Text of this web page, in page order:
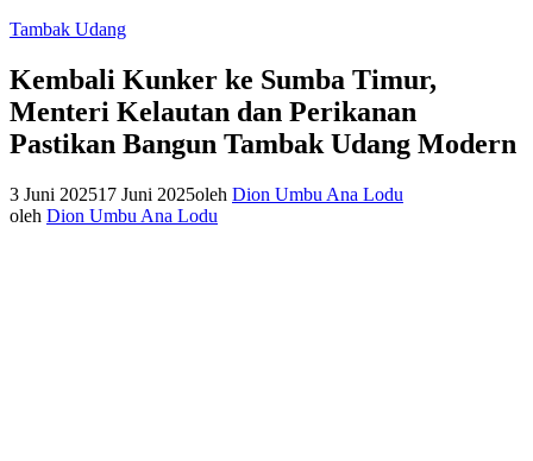
Tambak Udang
Kembali Kunker ke Sumba Timur,
Menteri Kelautan dan Perikanan
Pastikan Bangun Tambak Udang Modern
3 Juni 202517 Juni 2025oleh Dion Umbu Ana Lodu
oleh Dion Umbu Ana Lodu